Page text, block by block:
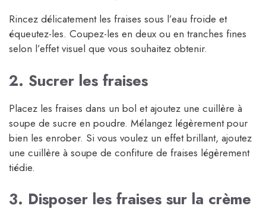
Rincez délicatement les fraises sous l’eau froide et
équeutez-les. Coupez-les en deux ou en tranches fines
selon l’effet visuel que vous souhaitez obtenir.
2. Sucrer les fraises
Placez les fraises dans un bol et ajoutez une cuillère à
soupe de sucre en poudre. Mélangez légèrement pour
bien les enrober. Si vous voulez un effet brillant, ajoutez
une cuillère à soupe de confiture de fraises légèrement
tiédie.
3. Disposer les fraises sur la crème